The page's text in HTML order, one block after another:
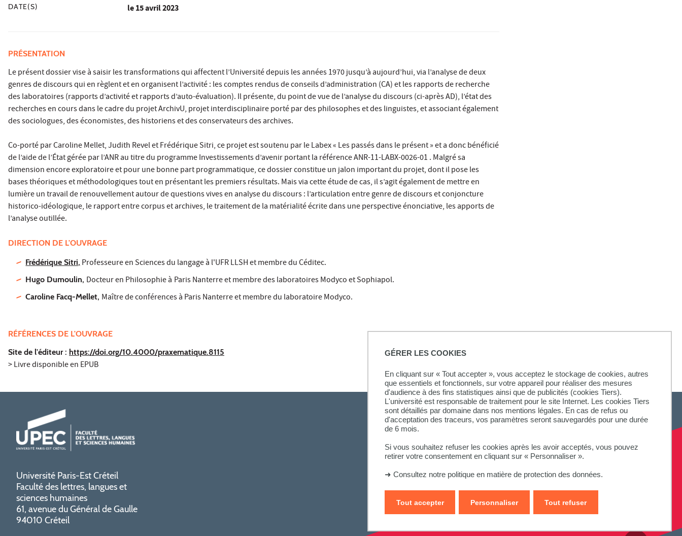
GÉRER LES COOKIES
En cliquant sur « Tout accepter », vous acceptez le stockage de cookies, autres
que essentiels et fonctionnels, sur votre appareil pour réaliser des mesures
d'audience à des fins statistiques ainsi que de publicités (cookies Tiers).
L'université est responsable de traitement pour le site Internet. Les cookies Tiers
sont détaillés par domaine dans nos mentions légales. En cas de refus ou
d'acceptation des traceurs, vos paramètres seront sauvegardés pour une durée
de 6 mois.
Si vous souhaitez refuser les cookies après les avoir acceptés, vous pouvez
retirer votre consentement en cliquant sur « Personnaliser ».
➜ Consultez notre politique en matière de protection des données.
Tout accepter Tout refuser
Personnaliser
DATE(S) le15 avril 2023
PRÉSENTATION
Le présent dossier vise à saisir les transformations qui affectent l’Université depuis les années 1970 jusqu’à aujourd’hui, via l’analyse de deux
genres de discours qui en règlent et en organisent l’activité : les comptes rendus de conseils d’administration (CA) et les rapports de recherche
des laboratoires (rapports d’activité et rapports d’auto-évaluation). Il présente, du point de vue de l’analyse du discours (ci-après AD), l’état des
recherches en cours dans le cadre du projet ArchivU, projet interdisciplinaire porté par des philosophes et des linguistes, et associant également
des sociologues, des économistes, des historiens et des conservateurs des archives.
Co-porté par Caroline Mellet, Judith Revel et Frédérique Sitri, ce projet est soutenu par le Labex « Les passés dans le présent » et a donc bénéficié
de l’aide de l’État gérée par l’ANR au titre du programme Investissements d’avenir portant la référence ANR-11-LABX-0026-01 . Malgré sa
dimension encore exploratoire et pour une bonne part programmatique, ce dossier constitue un jalon important du projet, dont il pose les
bases théoriques et méthodologiques tout en présentant les premiers résultats. Mais via cette étude de cas, il s’agit également de mettre en
lumière un travail de renouvellement autour de questions vives en analyse du discours : l’articulation entre genre de discours et conjoncture
historico-idéologique, le rapport entre corpus et archives, le traitement de la matérialité écrite dans une perspective énonciative, les apports de
l’analyse outillée.
DIRECTION DE L'OUVRAGE
Frédérique Sitri,Professeure en Sciences du langage à l'UFR LLSH et membre du Céditec.
Hugo Dumoulin, Docteur en Philosophie à Paris Nanterre et membre des laboratoires Modyco et Sophiapol.
Caroline Facq-Mellet, Maître de conférences à Paris Nanterre et membre du laboratoire Modyco.
RÉFÉRENCES DE L'OUVRAGE
Site de l'éditeur : https://doi.org/10.4000/praxematique.8115
> Livre disponible en EPUB
Université Paris-Est Créteil
Faculté des lettres, langues et
sciences humaines
61, avenue du Général de Gaulle
94010 Créteil